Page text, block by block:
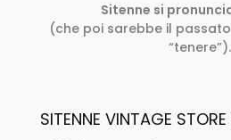
Sitenne si
(che poi sarebbe il
“tenere”).
SITENNE VINTAGE STORE